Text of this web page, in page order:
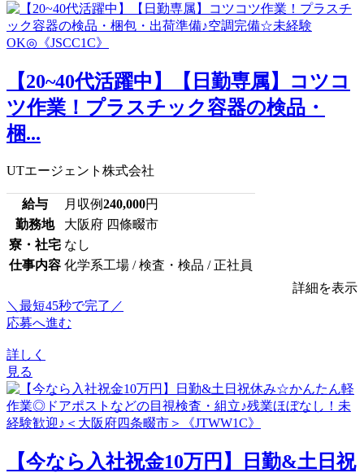
【20~40代活躍中】【日勤専属】コツコ
ツ作業！プラスチック容器の検品・
梱...
UTエージェント株式会社
給与 月収例240,000円
勤務地
大阪府 四條畷市
寮・社宅 なし
仕事内容 化学系工場 / 検査・検品 / 正社員
詳細を表示
＼最短45秒で完了／
応募へ進む
詳しく
見る
【今なら入社祝金10万円】日勤&土日祝